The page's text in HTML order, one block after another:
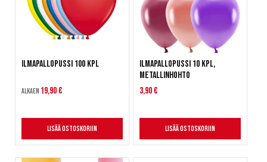
Ilmapallopussi 100 kpl
Alkaen 19,90 €
Lisää ostoskoriin
Ilmapallopussi 10 kpl,
metallinhohto
3,90 €
Lisää ostoskoriin